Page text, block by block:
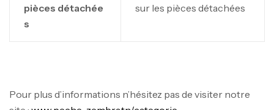
pièces détachée
s
sur les pièces détachées
Pour plus d’informations n’hésitez pas de visiter notre
Cannes,Jigging
Bagagerie ,Surfcasting